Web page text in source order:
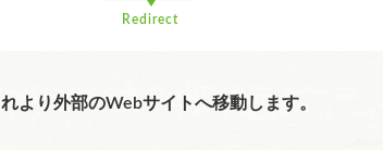
Redirect
より外部のWebサイトへ移動します。